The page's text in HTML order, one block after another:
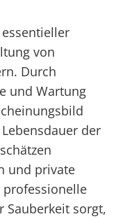
von
Durch
und Wartung
der
und private
professionelle
Sauberkeit sorgt,